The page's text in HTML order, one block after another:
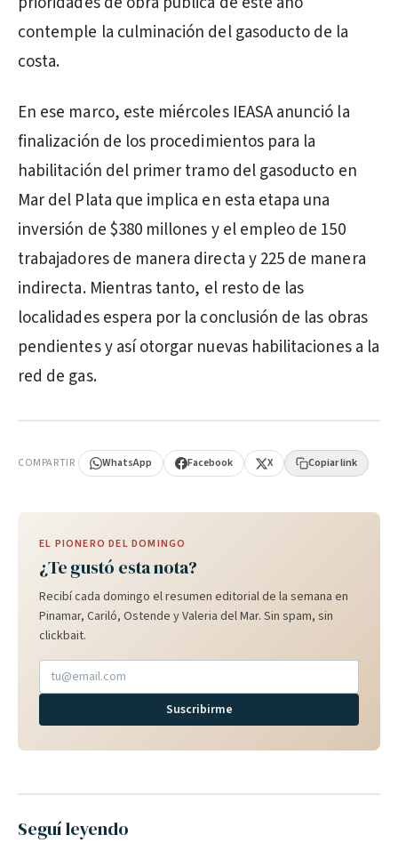
contemple la culminación del gasoducto de la
costa.
En ese marco, este miércoles IEASA anunció la
finalización de los procedimientos para la
habilitación del primer tramo del gasoducto en
Mar del Plata que implica en esta etapa una
inversión de $380 millones y el empleo de 150
trabajadores de manera directa y 225 de manera
indirecta. Mientras tanto, el resto de las
localidades espera por la conclusión de las obras
pendientes y así otorgar nuevas habilitaciones a la
red de gas.
COMPARTIR WhatsApp Facebook X Copiar link
EL PIONERO DEL DOMINGO
¿Te gustó esta nota?
Recibí cada domingo el resumen editorial de la semana en
Pinamar, Cariló, Ostende y Valeria del Mar. Sin spam, sin
clickbait.
Suscribirme
Seguí leyendo